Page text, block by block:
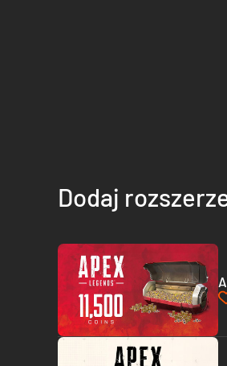
Dodaj